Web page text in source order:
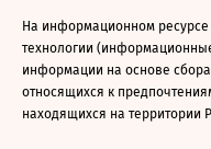
На информационном
технологии
информации на основе
относящихся к
находящихся на территории